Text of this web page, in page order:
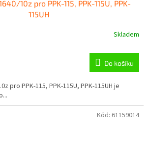
10z pro PPK-115, PPK-115U, PPK-
115UH
Skladem
Do košíku
pro PPK-115, PPK-115U, PPK-115UH je
Kód: 61159014